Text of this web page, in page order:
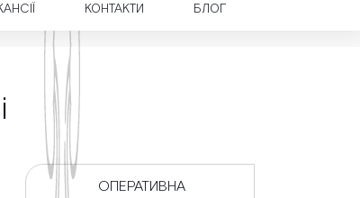
КОНТАКТИ БЛОГ
ОПЕРАТИВНА